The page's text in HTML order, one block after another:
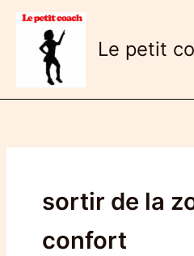
Aller
contenu
Le petit
sortir de la
confort